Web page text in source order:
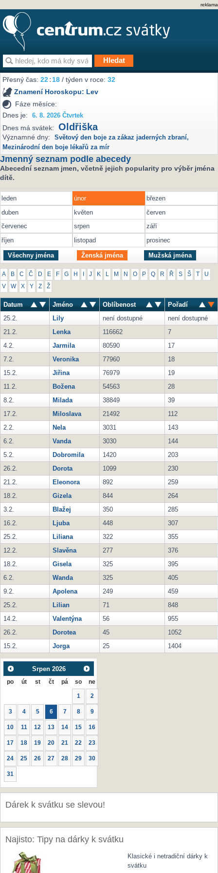
reklama
Přesný čas:22:18 / týden v roce:32
Znamení Horoskopu: Lev
Fáze měsíce:
Dnes je:
6. 8. 2026 Čtvrtek
Dnes má svátek: Oldřiška
Významné dny: Světový den boje za zákaz jaderných zbraní,
Mezinárodní den boje lékařů za mír
Jmenný seznam podle abecedy
Abecední seznam jmen, včetně jejich popularity pro výběr jména
dítě.
leden únor
březen
duben
květen
červen
červenec
srpen
září
říjen
listopad prosinec
Všechny jména Ženská jména Mužská jména
A B C Č D E F G H J K M N O P Q R Ř S Š U
V W X Y Z Ž
Datum Jméno Oblíbenost
Pořadí
25.2.
Lily není dostupné
není dostupné
21.2.
Lenka 116662
7
4.2.
Jarmila 80590
17
7.2.
Veronika 77960
18
15.2.
Jiřina 76979
19
11.2.
Božena 54563
28
8.2.
Milada 38849
39
17.2.
Miloslava 21492
112
2.2.
Nela 3031
143
6.2.
Vanda 3030
144
5.2.
Dobromila 1420
203
26.2.
Dorota 1099
230
21.2.
Eleonora 892
259
18.2.
Gizela 844
264
3.2.
Blažej 350
285
16.2.
Ljuba 448
307
25.2.
Liliana 322
355
12.2.
Slavěna 277
376
18.2.
Gisela 325
395
6.2.
Wanda 325
405
9.2.
Apolena 249
459
25.2.
Lilian 71
848
14.2.
Valentýna 56
955
26.2.
Dorotea 45
1052
15.2.
Jorga 25 1404
Srpen 2026
po út st čt pá so ne
1 2
3 4 5 6 7 8 9
10 11 12 13 14 15 16
17 18 19 20 21 22 23
24 25 26 27 28 29 30
31
Dárek k svátku se slevou!
Najisto: Tipy na dárky k svátku
Klasické i netradiční dárky k
svátku